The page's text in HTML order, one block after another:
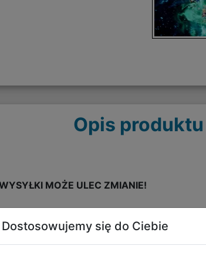
Opis produktu
MOŻE ULEC ZMIANIE!
poniższe DLC:
Squire”
Dostosowujemy się do Ciebie